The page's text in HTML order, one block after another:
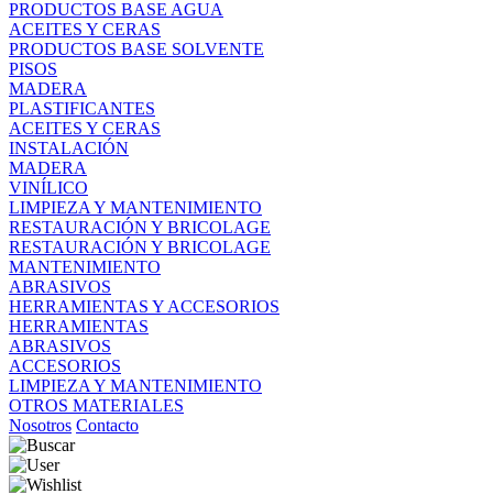
PRODUCTOS BASE AGUA
ACEITES Y CERAS
PRODUCTOS BASE SOLVENTE
PISOS
MADERA
PLASTIFICANTES
ACEITES Y CERAS
INSTALACIÓN
MADERA
VINÍLICO
LIMPIEZA Y MANTENIMIENTO
RESTAURACIÓN Y BRICOLAGE
RESTAURACIÓN Y BRICOLAGE
MANTENIMIENTO
ABRASIVOS
HERRAMIENTAS Y ACCESORIOS
HERRAMIENTAS
ABRASIVOS
ACCESORIOS
LIMPIEZA Y MANTENIMIENTO
OTROS MATERIALES
Nosotros Contacto